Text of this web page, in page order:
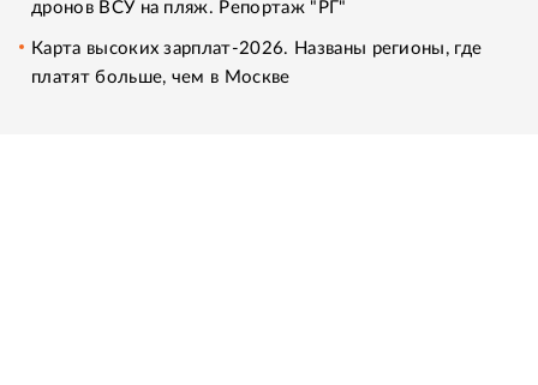
дронов ВСУ на пляж. Репортаж "РГ"
Карта высоких зарплат-2026. Названы регионы, где
платят больше, чем в Москве